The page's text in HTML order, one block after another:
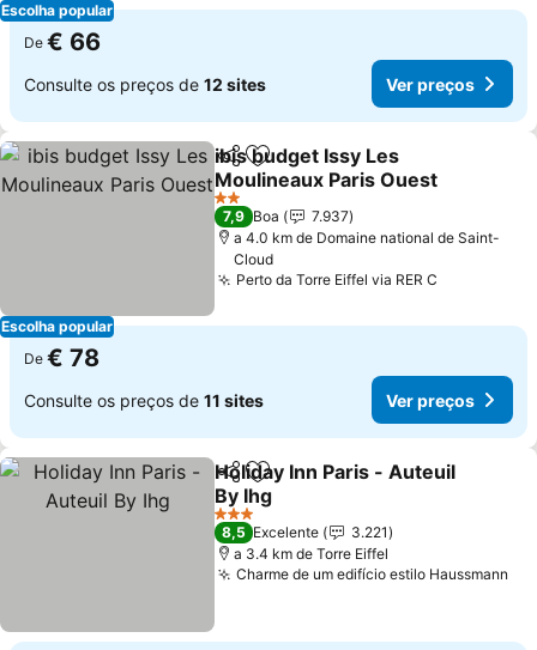
Escolha popular
De € 66
Consulte os preços de 12 sites Ver preços
Escolha popular
PartilharAdicionar aos favoritos
ibis budget Issy Les
Moulineaux Paris Ouest
Ver preços
2 Estrelas
7,9 Boa
7.937
a 4.0 km de Domaine national de Saint-
Cloud
Perto da Torre Eiffel via RER C
De € 78
Consulte os preços de 11 sites Ver preços
PartilharAdicionar aos favoritos
Holiday Inn Paris - Auteuil
By Ihg
Ver preços
3 Estrelas
8,5 Excelente
3.221
a 3.4 km de Torre Eiffel
Charme de um edifício estilo Haussmann